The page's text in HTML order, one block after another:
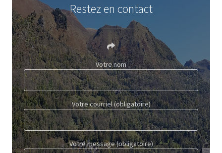
Restez en contact
Votre nom
Votre courriel(obligatoire)
Votre message(obligatoire)